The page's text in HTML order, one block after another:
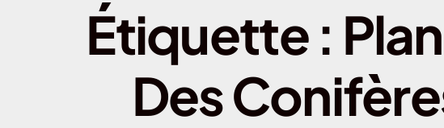
Assurance équipementsAssurance
Assurance
Assurance
Assurance
Étiquette :
Des